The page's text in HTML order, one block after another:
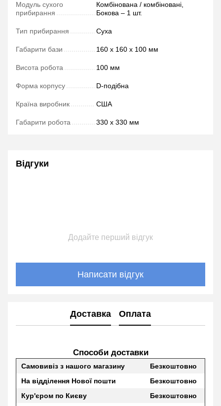
Модуль сухого
прибирання
Комбінована / комбіновані,
Бокова – 1 шт.
Тип прибирання Суха
Габарити бази 160 х 160 х 100 мм
Висота робота 100 мм
Форма корпусу D-подібна
Країна виробник США
Габарити робота 330 х 330 мм
Відгуки
Додайте перший відгук
Написати відгук
Доставка Оплата
Способи доставки
Самовивіз з нашого магазину
Безкоштовно
На відділення Нової пошти
Безкоштовно
Кур'єром по Києву
Безкоштовно